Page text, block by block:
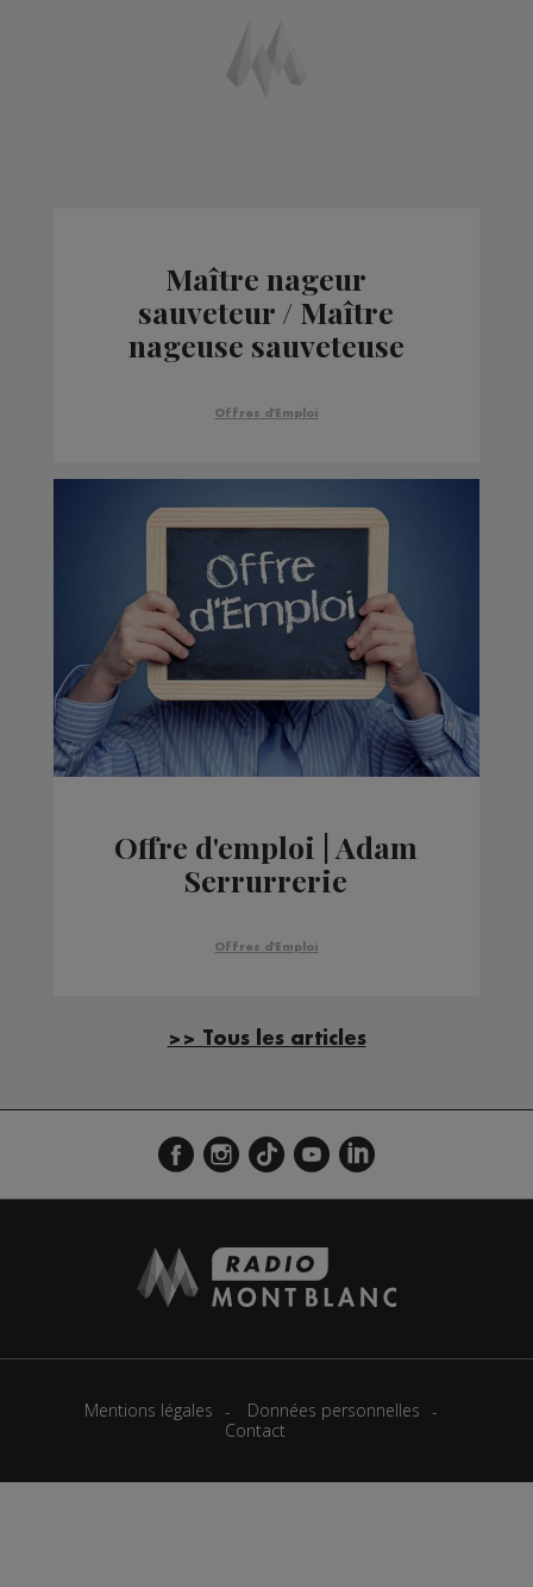
Maître nageur
sauveteur / Maître
nageuse sauveteuse
Offres d'Emploi
Offre d'emploi | Adam
Serrurrerie
Offres d'Emploi
>> Tous les articles
Mentions légales
Données personnelles
Contact